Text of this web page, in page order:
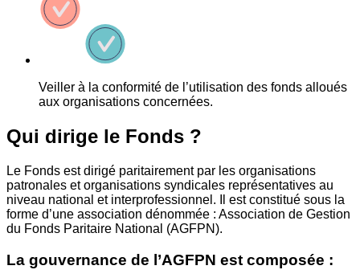
Veiller à la conformité de l’utilisation des fonds alloués
aux organisations concernées.
Qui dirige le Fonds ?
Le Fonds est dirigé paritairement par les organisations
patronales et organisations syndicales représentatives au
niveau national et interprofessionnel. Il est constitué sous la
forme d’une association dénommée : Association de Gestion
du Fonds Paritaire National (AGFPN).
La gouvernance de l’AGFPN est composée :